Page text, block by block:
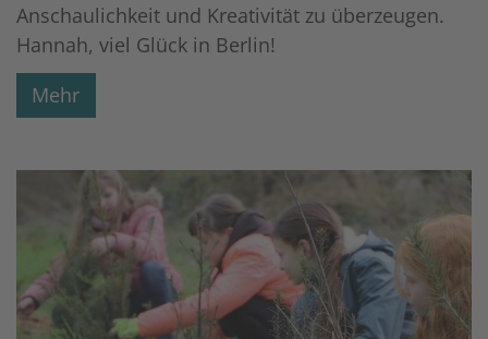
Anschaulichkeit und Kreativität zu überzeugen.
Hannah, viel Glück in Berlin!
Mehr